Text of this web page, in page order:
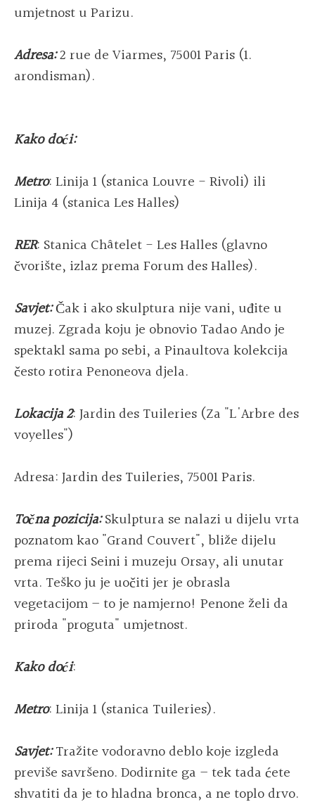
umjetnost u Parizu.
Adresa:2 rue de Viarmes, 75001 Paris (1.
arondisman).
Kako doći:
Metro: Linija 1 (stanica Louvre - Rivoli) ili
Linija 4 (stanica Les Halles)
RER: Stanica Châtelet - Les Halles (glavno
čvorište, izlaz prema Forum des Halles).
Savjet:Čak i ako skulptura nije vani, uđite u
muzej. Zgrada koju je obnovio Tadao Ando je
spektakl sama po sebi, a Pinaultova kolekcija
često rotira Penoneova djela.
Lokacija 2: Jardin des Tuileries (Za "L'Arbre des
voyelles")
Adresa: Jardin des Tuileries, 75001 Paris.
Točna pozicija:Skulptura se nalazi u dijelu vrta
poznatom kao "Grand Couvert", bliže dijelu
prema rijeci Seini i muzeju Orsay, ali unutar
vrta. Teško ju je uočiti jer je obrasla
vegetacijom – to je namjerno! Penone želi da
priroda "proguta" umjetnost.
Kako doći:
Metro: Linija 1 (stanica Tuileries).
Savjet:Tražite vodoravno deblo koje izgleda
previše savršeno. Dodirnite ga – tek tada ćete
shvatiti da je to hladna bronca, a ne toplo drvo.